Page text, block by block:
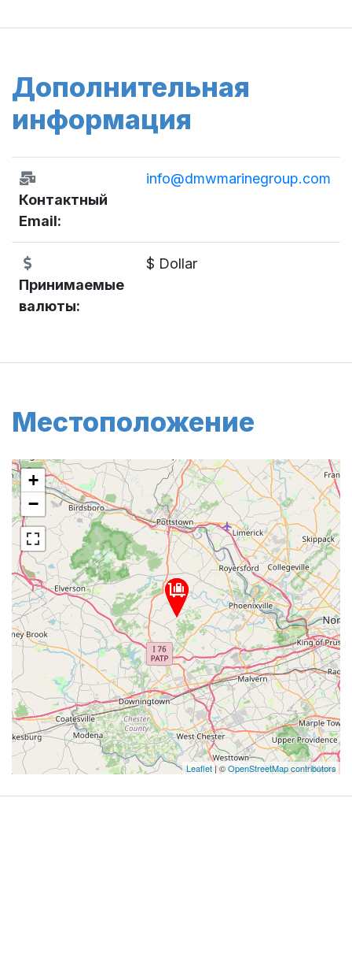
Дополнительная
информация
Контактный
Email:
info@dmwmarinegroup.com
Принимаемые
валюты:
$ Dollar
Местоположение
+
−
Leaflet| ©OpenStreetMap contributors